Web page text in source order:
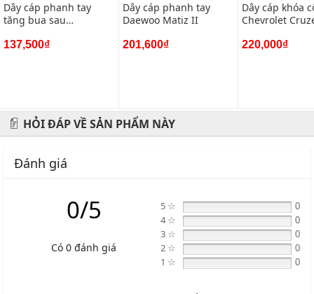
-------------------------------------------------------
VIETPARTS - Thương hiệu 20 năm về cung cấp phụ tùng,
phụ kiện và phụ gia xe hơi.
Hotline: 0945 333 777
Dây cáp phanh tay
tăng bua sau
137,500₫
Dây cáp phanh tay
Daewoo Matiz II
201,600₫
Dây cáp khóa
Chevrolet
220,000₫
HỎI ĐÁP VỀ SẢN PHẨM NÀY
Đánh giá
0/5
Có 0 đánh giá
5 ☆ 0
4 ☆ 0
3 ☆ 0
2 ☆ 0
1 ☆ 0